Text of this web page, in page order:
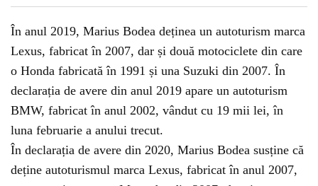
În anul 2019, Marius Bodea deținea un autoturism marca
Lexus, fabricat în 2007, dar și două motociclete din care
o Honda fabricată în 1991 și una Suzuki din 2007. În
declarația de avere din anul 2019 apare un autoturism
BMW, fabricat în anul 2002, vândut cu 19 mii lei, în
luna februarie a anului trecut.
În declarația de avere din 2020, Marius Bodea susține că
deține autoturismul marca Lexus, fabricat în anul 2007,